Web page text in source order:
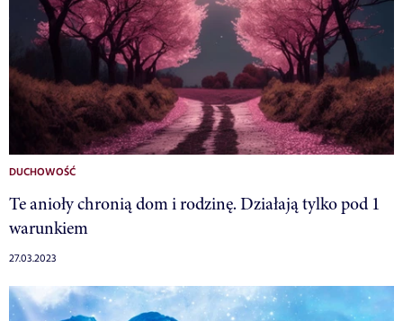
DUCHOWOŚĆ
Te anioły chronią dom i rodzinę. Działają tylko pod 1
warunkiem
27.03.2023